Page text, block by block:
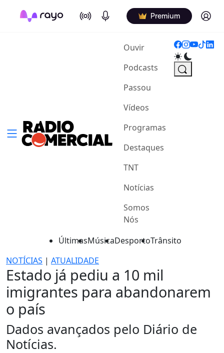
On Air Podcasts Premium Log in
Ouvir(current)
Podcasts
Passou
Vídeos
Programas
Destaques
TNT
Notícias
Somos
Nós
ÚltimasMúsicaDesportoTrânsito
NOTÍCIAS | ATUALIDADE
Estado já pediu a 10 mil
imigrantes para abandonarem
o país
Dados avançados pelo Diário de
Notícias.